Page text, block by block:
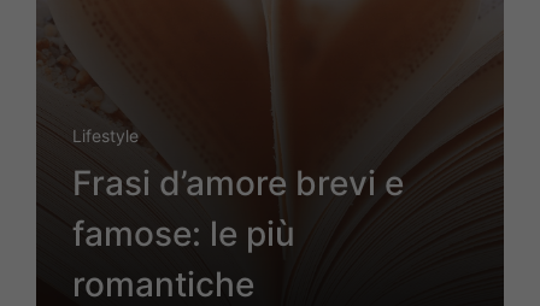
Lifestyle
Frasi d’amore brevi e
famose: le più
romantiche